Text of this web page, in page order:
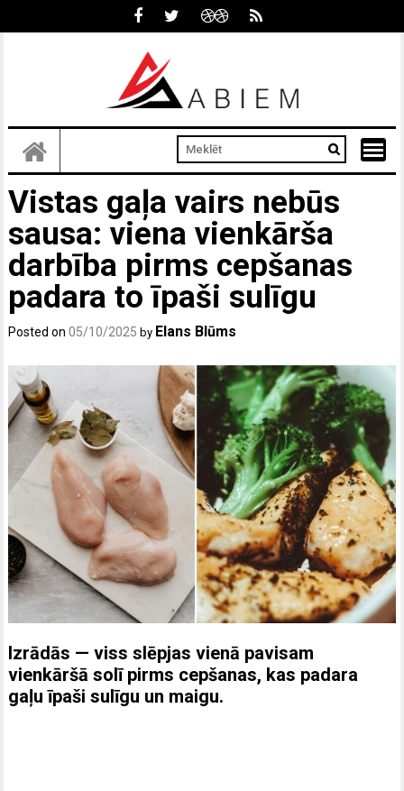
Vistas gaļa vairs nebūs
sausa: viena vienkārša
darbība pirms cepšanas
padara to īpaši sulīgu
Posted on05/10/2025 by Elans Blūms
Izrādās — viss slēpjas vienā pavisam
vienkāršā solī pirms cepšanas, kas padara
gaļu īpaši sulīgu un maigu.